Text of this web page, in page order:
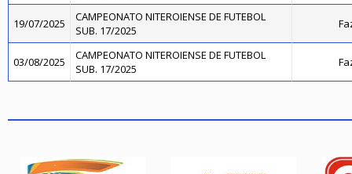
19/07/2025
CAMPEONATO NITEROIENSE DE FUTEBOL
SUB. 17/2025
03/08/2025
CAMPEONATO NITEROIENSE DE FUTEBOL
SUB. 17/2025